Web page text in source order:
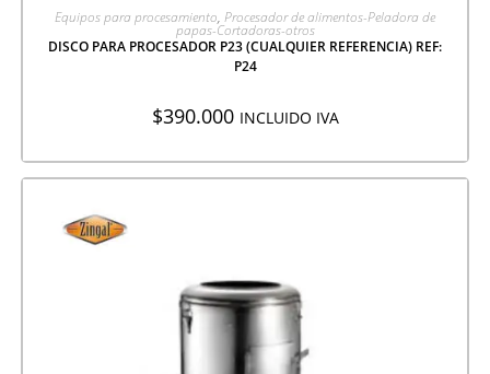
AGREGAR A COTIZACIÓN
Equipos para procesamiento, Procesador de alimentos-Peladora de
papas-Cortadoras-otros
DISCO PARA PROCESADOR P23 (CUALQUIER REFERENCIA) REF:
P24
$390.000 INCLUIDO IVA